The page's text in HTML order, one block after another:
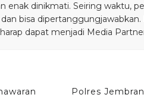
enak dinikmati. Seiring waktu,
bisa
dapat menjadi Media
Polres